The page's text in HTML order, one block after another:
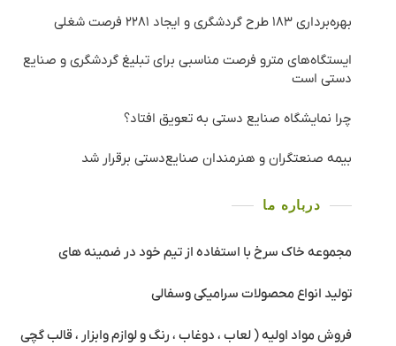
بهره‌برداری ١٨٣ طرح گردشگری و ایجاد ٢٢٨١ فرصت شغلی
ایستگاه‌های مترو فرصت مناسبی برای تبلیغ گردشگری و صنایع
دستی است
چرا نمایشگاه صنایع دستی به تعویق افتاد؟
بیمه صنعتگران و هنرمندان صنایع‌دستی برقرار شد
درباره ما
مجموعه خاک سرخ با استفاده از تیم خود در ضمینه های
تولید انواع محصولات سرامیکی وسفالی
فروش مواد اولیه ( لعاب ، دوغاب ، رنگ و لوازم وابزار ، قالب گچی